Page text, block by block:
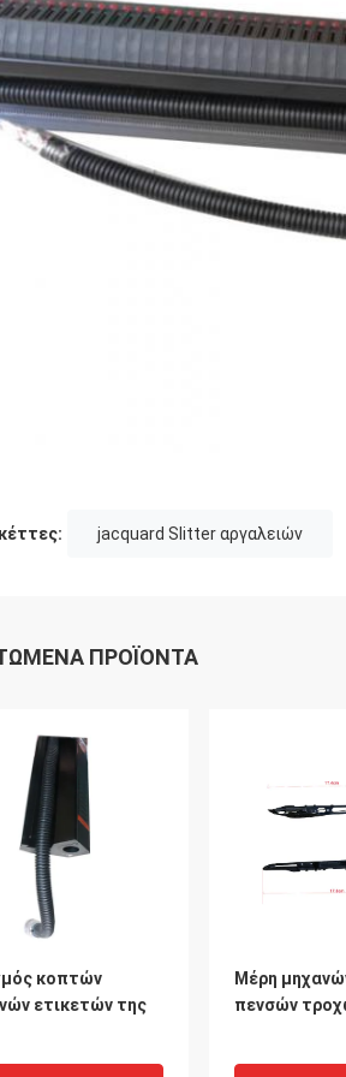
jacquard Slitter αργαλειών
ΠΡΟΪΌΝΤΑ
κοπτών
ετικετών της
Μέρη
πενσών